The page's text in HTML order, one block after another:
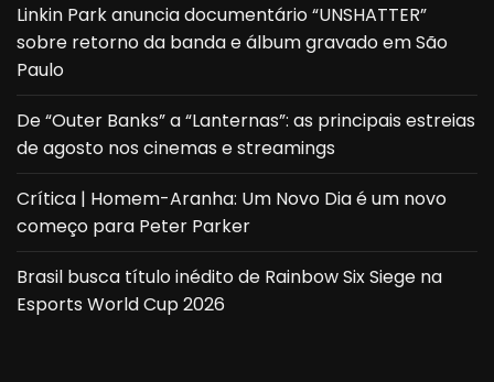
Linkin Park anuncia documentário “UNSHATTER”
sobre retorno da banda e álbum gravado em São
Paulo
De “Outer Banks” a “Lanternas”: as principais estreias
de agosto nos cinemas e streamings
Crítica | Homem-Aranha: Um Novo Dia é um novo
começo para Peter Parker
Brasil busca título inédito de Rainbow Six Siege na
Esports World Cup 2026